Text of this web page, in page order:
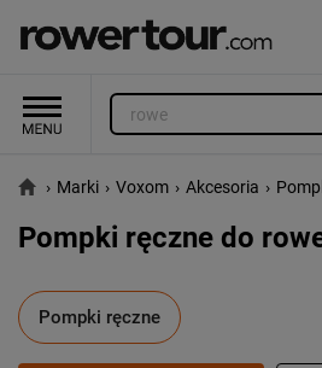
› Marki › Voxom › Akcesoria ›
Pompki ręczne do
Pompki ręczne